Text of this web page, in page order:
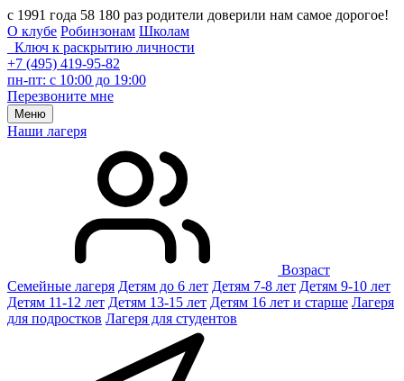
с 1991 года 58 180 раз родители доверили нам самое дорогое!
О клубе Робинзонам Школам
Ключ к раскрытию личности
+7 (495) 419-95-82
пн-пт: с 10:00 до 19:00
Перезвоните мне
Меню
Наши лагеря
Возраст
Семейные лагеря Детям до 6 лет Детям 7-8 лет Детям 9-10 лет
Детям 11-12 лет Детям 13-15 лет Детям 16 лет и старше Лагеря
для подростков Лагеря для студентов